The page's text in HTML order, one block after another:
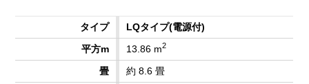
LQタイプ(電源付)
13.86 m2
約 8.6 畳